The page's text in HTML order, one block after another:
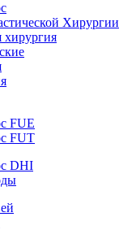
Хирургии
хирургия
FUE
FUT
DHI